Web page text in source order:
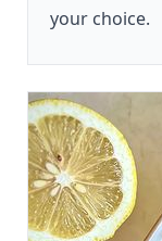
your choice.